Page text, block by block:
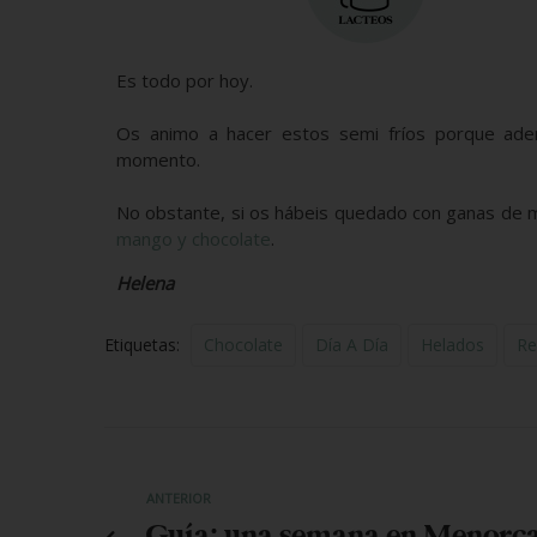
Es todo por hoy.
Os animo a hacer estos semi fríos porque
momento.
No obstante, si os hábeis quedado con ganas
mango y chocolate.
Helena
Etiquetas: Chocolate Día A Día Helados
ANTERIOR